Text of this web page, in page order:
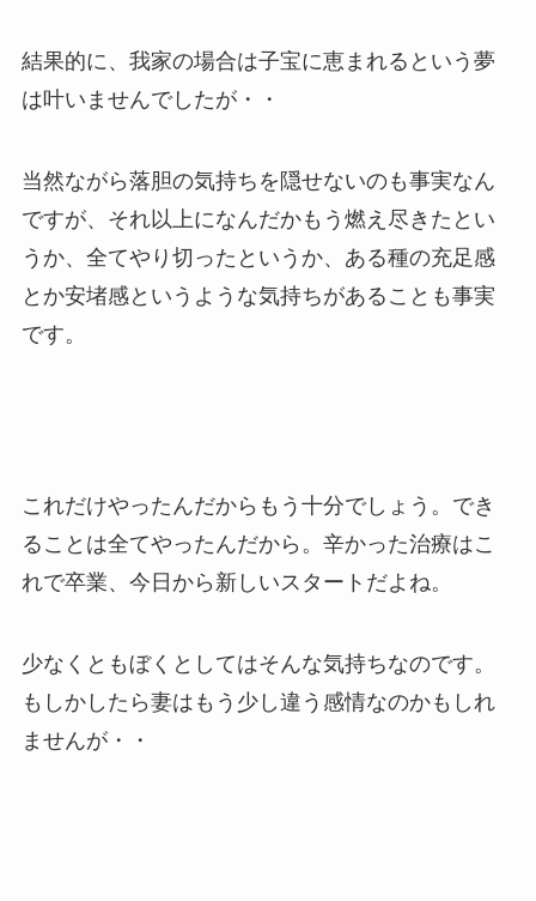
結果的に、我家の場合は子宝に恵まれるという夢
は叶いませんでしたが・・
当然ながら落胆の気持ちを隠せないのも事実なん
ですが、それ以上になんだかもう燃え尽きたとい
うか、全てやり切ったというか、ある種の充足感
とか安堵感というような気持ちがあることも事実
です。
これだけやったんだからもう十分でしょう。でき
ることは全てやったんだから。辛かった治療はこ
れで卒業、今日から新しいスタートだよね。
少なくともぼくとしてはそんな気持ちなのです。
もしかしたら妻はもう少し違う感情なのかもしれ
ませんが・・